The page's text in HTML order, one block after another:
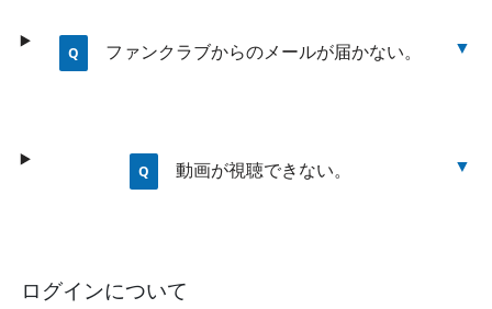
ファンクラブからのメールが届かない。
動画が視聴できない。
ログインについて